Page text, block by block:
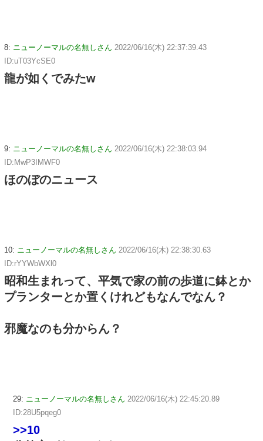
8: ニューノーマルの名無しさん 2022/06/16(木) 22:37:39.43
ID:uT03YcSE0
龍が如くでみたw
9: ニューノーマルの名無しさん 2022/06/16(木) 22:38:03.94
ID:MwP3IMWF0
ほのぼのニュース
10: ニューノーマルの名無しさん 2022/06/16(木) 22:38:30.63
ID:rYYWbWXl0
昭和生まれって、平気で家の前の歩道に鉢とか
プランターとか置くけれどもなんでなん？
邪魔なのも分からん？
29: ニューノーマルの名無しさん 2022/06/16(木) 22:45:20.89
ID:28U5pqeg0
>>10